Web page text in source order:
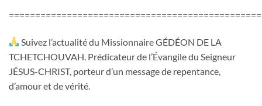
Suivez l’actualité du Missionnaire GÉDÉON DE LA
TCHETCHOUVAH. Prédicateur de l’Évangile du Seigneur
JÉSUS-CHRIST, porteur d’un message de repentance,
d’amour et de vérité.